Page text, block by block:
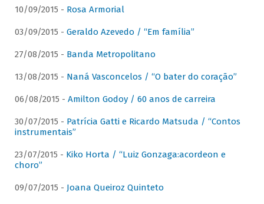
10/09/2015 - Rosa Armorial
03/09/2015 - Geraldo Azevedo / “Em família”
27/08/2015 - Banda Metropolitano
13/08/2015 - Naná Vasconcelos / “O bater do coração”
06/08/2015 - Amilton Godoy / 60 anos de carreira
30/07/2015 - Patrícia Gatti e Ricardo Matsuda / “Contos
instrumentais”
23/07/2015 - Kiko Horta / “Luiz Gonzaga:acordeon e
choro”
09/07/2015 - Joana Queiroz Quinteto